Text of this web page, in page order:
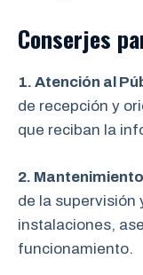
Conserjes
1. Atención al
de recepción y
que reciban la
2.
de la supervisión
instalaciones,
funcionamiento.